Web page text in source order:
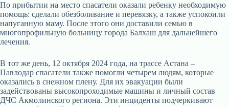
По прибытии на место спасатели оказали ребенку необходимую
помощь: сделали обезболивание и перевязку, а также успокоили
напуганную маму. После этого они доставили семью в
многопрофильную больницу города Балхаш для дальнейшего
лечения.
В тот же день, 12 октября 2024 года, на трассе Астана –
Павлодар спасатели также помогли четырем людям, которые
оказались в снежном плену. Для их эвакуации были
задействованы высокопроходимые машины и личный состав
ДЧС Акмолинского региона. Эти инциденты подчеркивают